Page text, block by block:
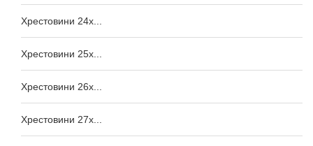
Хрестовини 24x...
Хрестовини 25x...
Хрестовини 26x...
Хрестовини 27x...